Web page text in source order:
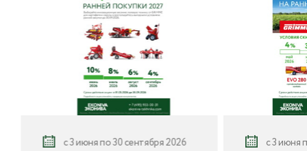
с 3 июня по 30 сентября 2026 с 3 июня